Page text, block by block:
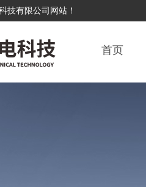
技有限公司网站！
首页